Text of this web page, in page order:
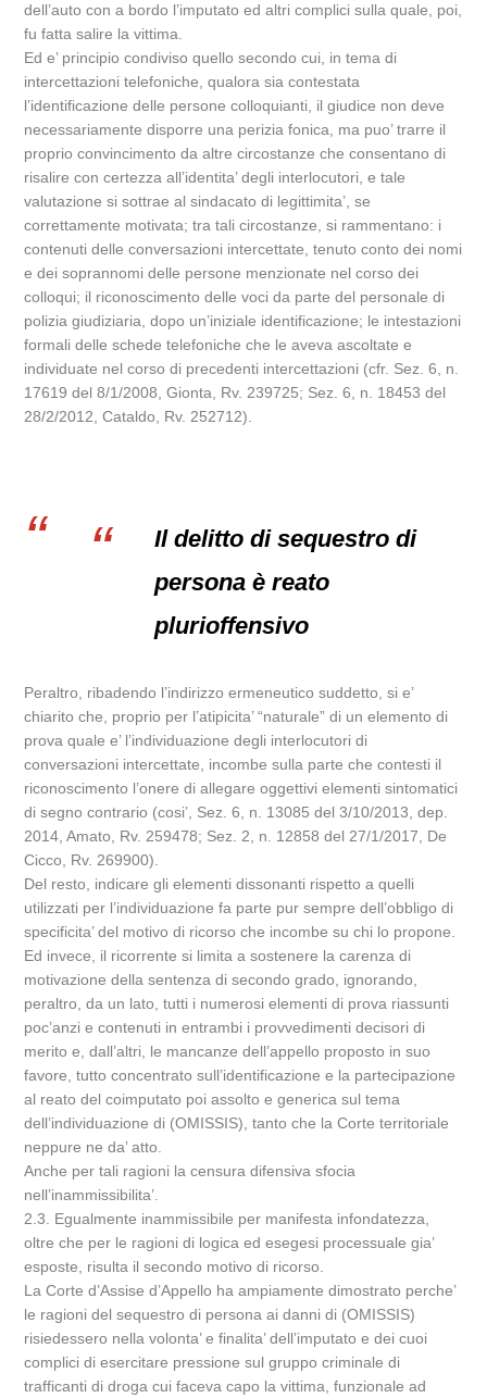
dell’auto con a bordo l’imputato ed altri complici sulla quale, poi,
fu fatta salire la vittima.
Ed e’ principio condiviso quello secondo cui, in tema di
intercettazioni telefoniche, qualora sia contestata
l’identificazione delle persone colloquianti, il giudice non deve
necessariamente disporre una perizia fonica, ma puo’ trarre il
proprio convincimento da altre circostanze che consentano di
risalire con certezza all’identita’ degli interlocutori, e tale
valutazione si sottrae al sindacato di legittimita’, se
correttamente motivata; tra tali circostanze, si rammentano: i
contenuti delle conversazioni intercettate, tenuto conto dei nomi
e dei soprannomi delle persone menzionate nel corso dei
colloqui; il riconoscimento delle voci da parte del personale di
polizia giudiziaria, dopo un’iniziale identificazione; le intestazioni
formali delle schede telefoniche che le aveva ascoltate e
individuate nel corso di precedenti intercettazioni (cfr. Sez. 6, n.
17619 del 8/1/2008, Gionta, Rv. 239725; Sez. 6, n. 18453 del
28/2/2012, Cataldo, Rv. 252712).
Il delitto di sequestro di
persona è reato
plurioffensivo
Peraltro, ribadendo l’indirizzo ermeneutico suddetto, si e’
chiarito che, proprio per l’atipicita’ “naturale” di un elemento di
prova quale e’ l’individuazione degli interlocutori di
conversazioni intercettate, incombe sulla parte che contesti il
riconoscimento l’onere di allegare oggettivi elementi sintomatici
di segno contrario (cosi’, Sez. 6, n. 13085 del 3/10/2013, dep.
2014, Amato, Rv. 259478; Sez. 2, n. 12858 del 27/1/2017, De
Cicco, Rv. 269900).
Del resto, indicare gli elementi dissonanti rispetto a quelli
utilizzati per l’individuazione fa parte pur sempre dell’obbligo di
specificita’ del motivo di ricorso che incombe su chi lo propone.
Ed invece, il ricorrente si limita a sostenere la carenza di
motivazione della sentenza di secondo grado, ignorando,
peraltro, da un lato, tutti i numerosi elementi di prova riassunti
poc’anzi e contenuti in entrambi i provvedimenti decisori di
merito e, dall’altri, le mancanze dell’appello proposto in suo
favore, tutto concentrato sull’identificazione e la partecipazione
al reato del coimputato poi assolto e generica sul tema
dell’individuazione di (OMISSIS), tanto che la Corte territoriale
neppure ne da’ atto.
Anche per tali ragioni la censura difensiva sfocia
nell’inammissibilita’.
2.3. Egualmente inammissibile per manifesta infondatezza,
oltre che per le ragioni di logica ed esegesi processuale gia’
esposte, risulta il secondo motivo di ricorso.
La Corte d’Assise d’Appello ha ampiamente dimostrato perche’
le ragioni del sequestro di persona ai danni di (OMISSIS)
risiedessero nella volonta’ e finalita’ dell’imputato e dei cuoi
complici di esercitare pressione sul gruppo criminale di
trafficanti di droga cui faceva capo la vittima, funzionale ad